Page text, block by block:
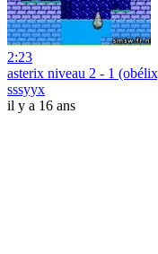
2:23
asterix niveau 2 - 1
sssyyx
il y a 16 ans